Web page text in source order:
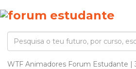
WTF Animadores Forum Estudante |